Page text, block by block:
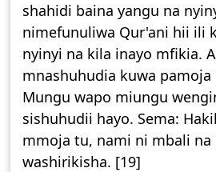
shahidi baina yangu na
nimefunuliwa Qur'ani hii ili
nyinyi na kila inayo mfikia.
mnashuhudia kuwa pamoja
Mungu wapo miungu
sishuhudii hayo. Sema:
mmoja tu, nami ni mbali na
washirikisha. [19]